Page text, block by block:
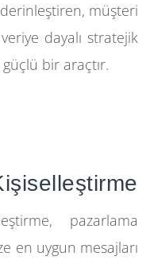
müşteri
dayalı stratejik
bir araçtır.
pazarlama
en uygun mesajları